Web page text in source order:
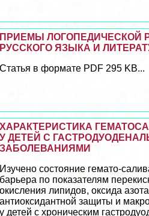
ПРИЕМЫ ЛОГОПЕДИЧЕСКОЙ
РУССКОГО ЯЗЫКА И
Статья в формате PDF 295 KB...
ХАРАКТЕРИСТИКА
У ДЕТЕЙ С
ЗАБОЛЕВАНИЯМИ
Изучено состояние гемато-
барьера по показателям
окисления липидов, оксида
антиоксидантной защиты и
у детей с хроническим